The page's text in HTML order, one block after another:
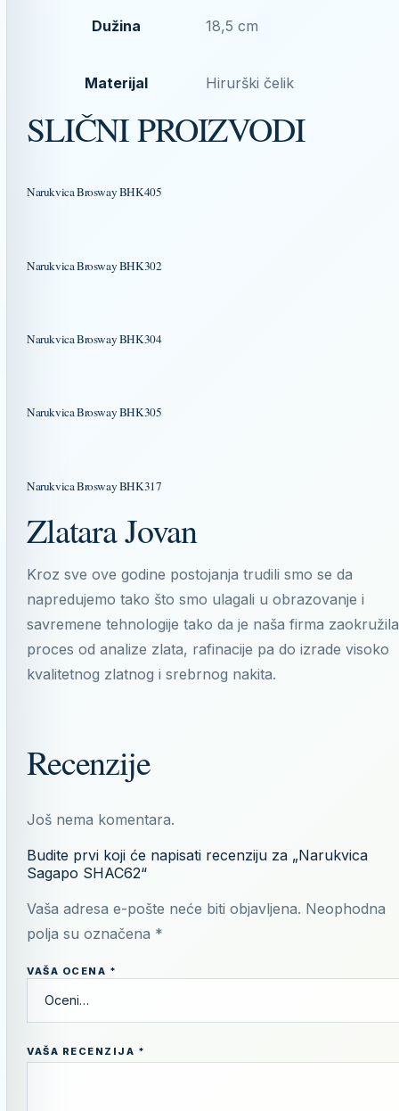
Dužina 18,5 cm
Materijal Hirurški čelik
SLIČNI PROIZVODI
Narukvica Brosway BHK405
Narukvica Brosway BHK302
Narukvica Brosway BHK304
Narukvica Brosway BHK305
Narukvica Brosway BHK317
Zlatara Jovan
Kroz sve ove godine postojanja trudili smo se da
napredujemo tako što smo ulagali u obrazovanje i
savremene tehnologije tako da je naša firma zaokružila
proces od analize zlata, rafinacije pa do izrade visoko
kvalitetnog zlatnog i srebrnog nakita.
Recenzije
Još nema komentara.
Budite prvi koji će napisati recenziju za „Narukvica
Sagapo SHAC62“
Vaša adresa e-pošte neće biti objavljena. Neophodna
polja su označena *
VAŠA OCENA *
VAŠA RECENZIJA *